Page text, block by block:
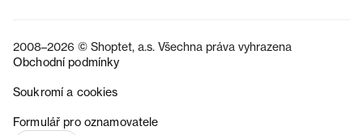
2008–2026 © Shoptet, a.s. Všechna práva vyhrazena
Obchodní podmínky
Soukromí a cookies
Formulář pro oznamovatele